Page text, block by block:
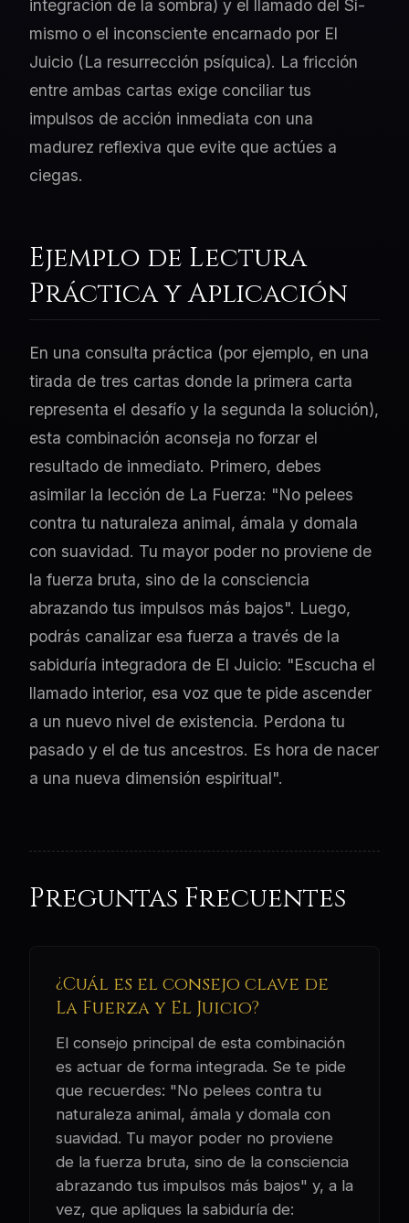
integración de la sombra) y el llamado del Sí-
mismo o el inconsciente encarnado por El
Juicio (La resurrección psíquica). La fricción
entre ambas cartas exige conciliar tus
impulsos de acción inmediata con una
madurez reflexiva que evite que actúes a
ciegas.
Ejemplo de Lectura
Práctica y Aplicación
En una consulta práctica (por ejemplo, en una
tirada de tres cartas donde la primera carta
representa el desafío y la segunda la solución),
esta combinación aconseja no forzar el
resultado de inmediato. Primero, debes
asimilar la lección de La Fuerza: "No pelees
contra tu naturaleza animal, ámala y domala
con suavidad. Tu mayor poder no proviene de
la fuerza bruta, sino de la consciencia
abrazando tus impulsos más bajos". Luego,
podrás canalizar esa fuerza a través de la
sabiduría integradora de El Juicio: "Escucha el
llamado interior, esa voz que te pide ascender
a un nuevo nivel de existencia. Perdona tu
pasado y el de tus ancestros. Es hora de nacer
a una nueva dimensión espiritual".
Preguntas Frecuentes
¿Cuál es el consejo clave de
La Fuerza y El Juicio?
El consejo principal de esta combinación
es actuar de forma integrada. Se te pide
que recuerdes: "No pelees contra tu
naturaleza animal, ámala y domala con
suavidad. Tu mayor poder no proviene
de la fuerza bruta, sino de la consciencia
abrazando tus impulsos más bajos" y, a la
vez, que apliques la sabiduría de: